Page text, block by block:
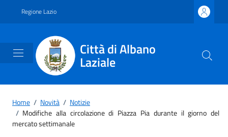
Regione Lazio
Città di Albano
Laziale
Home / Novità / Notizie
/ Modifiche alla circolazione di Piazza Pia durante il giorno del
mercato settimanale